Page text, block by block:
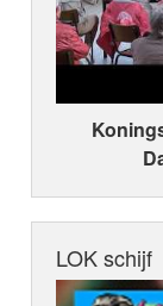
LOK schijf